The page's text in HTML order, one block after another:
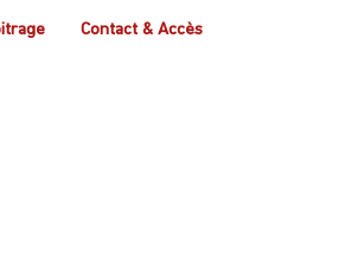
Contact & Accès